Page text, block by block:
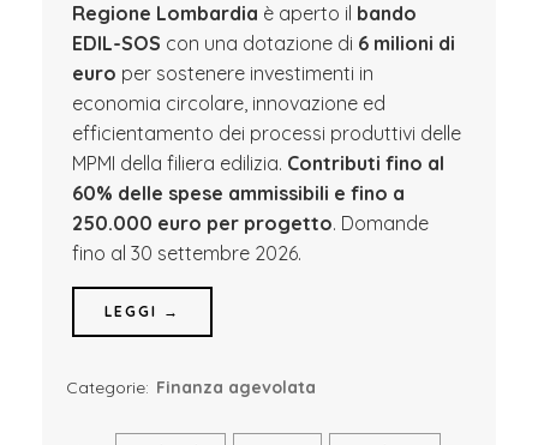
Regione Lombardia è aperto il bando
EDIL-SOS con una dotazione di 6 milioni di
euro per sostenere investimenti in
economia circolare, innovazione ed
efficientamento dei processi produttivi delle
MPMI della filiera edilizia. Contributi fino al
60% delle spese ammissibili e fino a
250.000 euro per progetto. Domande
fino al 30 settembre 2026.
LEGGI →
Categorie: Finanza agevolata